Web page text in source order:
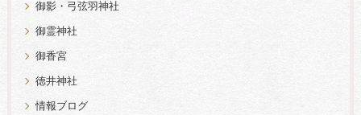
御影・弓弦羽神社
御霊神社
御香宮
徳井神社
情報ブログ